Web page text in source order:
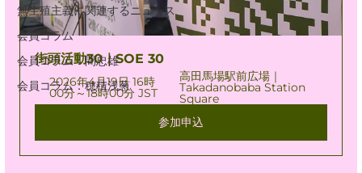
無生殖主義に関連するニュース
会員コラム
会員コラム：間忠雄
会員コラム：穂積浅葱
街頭活動30｜SOE 30
2026年4月19日 16時
00分～18時00分 JST
高田馬場駅前広場｜
Takadanobaba Station
Square
参加申込